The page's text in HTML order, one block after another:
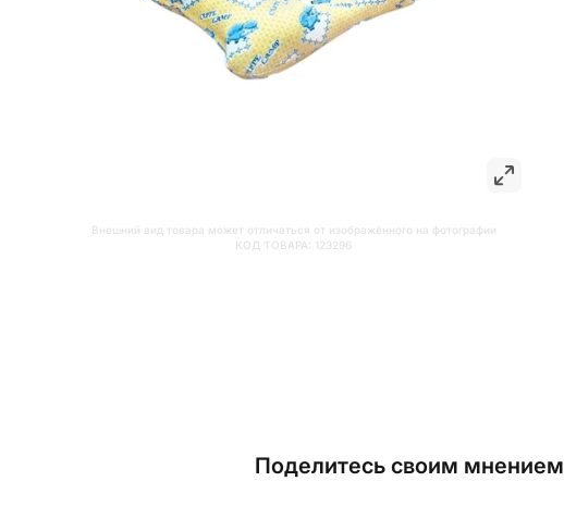
Внешний вид товара может отличаться от изображённого на фотографии
КОД ТОВАРА: 123296
Поделитесь своим